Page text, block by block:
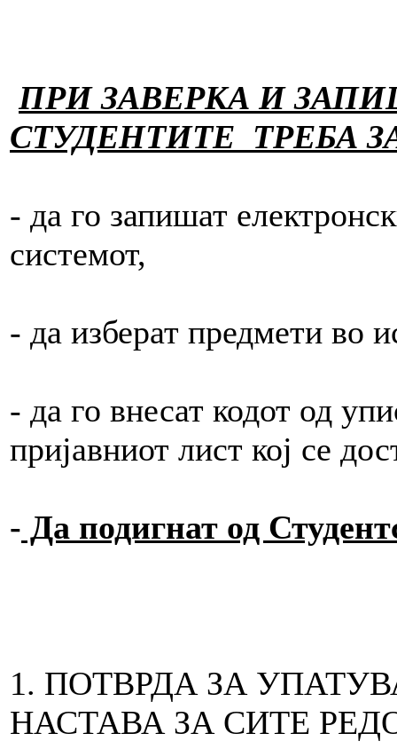
ПРИ ЗАВЕРКА И
СТУДЕНТИТЕ ТРЕБА
- да го запишат
системот,
- да изберат предмети во
- да го внесат кодот од
пријавниот лист кој се
- Да подигнат од
1. ПОТВРДА ЗА
НАСТАВА ЗА СИТЕ